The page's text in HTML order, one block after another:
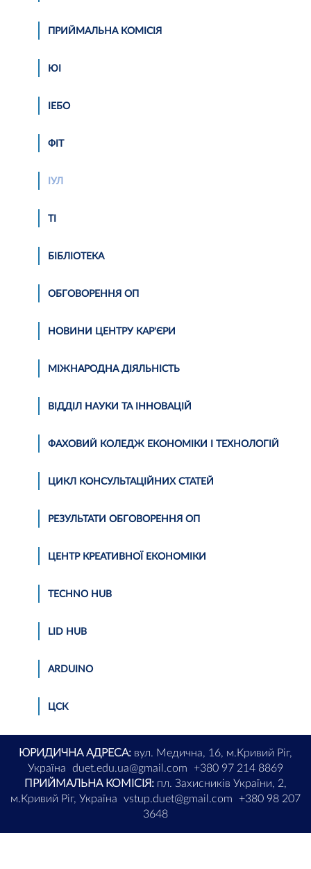
ПРИЙМАЛЬНА КОМІСІЯ
ЮІ
ІЕБО
ФІТ
ІУЛ
ТІ
БІБЛІОТЕКА
ОБГОВОРЕННЯ ОП
НОВИНИ ЦЕНТРУ КАР'ЄРИ
МІЖНАРОДНА ДІЯЛЬНІСТЬ
ВІДДІЛ НАУКИ ТА ІННОВАЦІЙ
ФАХОВИЙ КОЛЕДЖ ЕКОНОМІКИ І ТЕХНОЛОГІЙ
ЦИКЛ КОНСУЛЬТАЦІЙНИХ СТАТЕЙ
РЕЗУЛЬТАТИ ОБГОВОРЕННЯ ОП
ЦЕНТР КРЕАТИВНОЇ ЕКОНОМІКИ
TECHNO HUB
LID HUB
АRDUINO
ЦСК
ЮРИДИЧНА АДРЕСА: вул. Медична, 16, м.Кривий Ріг,
Україна
duet.edu.ua@gmail.com
+380 97 214 8869
ПРИЙМАЛЬНА КОМІСІЯ: пл. Захисників України, 2,
м.Кривий Ріг, Україна
vstup.duet@gmail.com
+380 98 207
3648